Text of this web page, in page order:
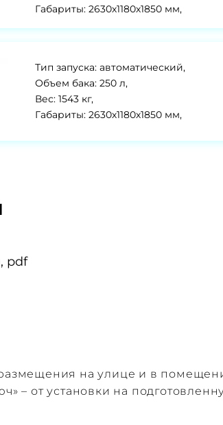
Габариты: 2630х1180х1850 мм,
Тип запуска: автоматический,
Объем бака: 250 л,
Вес: 1543 кг,
Габариты: 2630х1180х1850 мм,
pdf
размещения на улице и в
– от установки на